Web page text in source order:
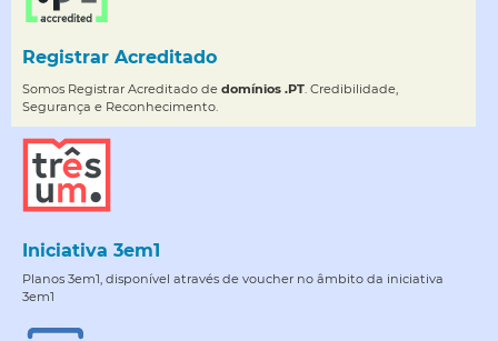
Registrar Acreditado
Somos Registrar Acreditado de domínios .PT. Credibilidade,
Segurança e Reconhecimento.
Iniciativa 3em1
Planos 3em1, disponível através de voucher no âmbito da iniciativa
3em1